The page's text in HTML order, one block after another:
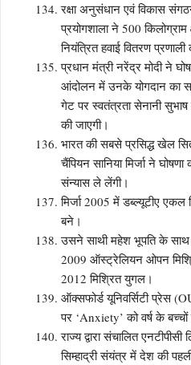
रक्षा अनुसंधान एवं विकास
प्रयोगशाला ने 500
नियंत्रित हवाई वितरण
प्रधान मंत्री नरेंद्र मोदी ने
आंदोलन में उनके योगदान का
गेट पर स्वतंत्रता सेनानी
की जाएगी।
भारत की सबसे प्रसिद्ध खेल
चैंपियन सानिया मिर्जा ने
संन्यास ले लेंगी।
मिर्जा 2005 में डब्ल्यूटीए
बने।
उसने साथी महेश भूपति के साथ
2009 ऑस्ट्रेलियन ओपन
2012 मिश्रित युगल।
ऑक्सफोर्ड यूनिवर्सिटी प्रेस
पर ‘Anxiety’ को वर्ष के
राज्य द्वारा संचालित
सिम्हाद्री संयंत्र में देश की